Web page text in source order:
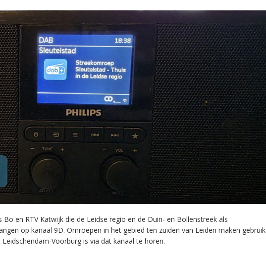
en RTV Katwijk die de Leidse regio en de Duin- en Bollenstreek als
op kanaal 9D. Omroepen in het gebied ten zuiden van Leiden maken gebruik
Voorburg is via dat kanaal te horen.